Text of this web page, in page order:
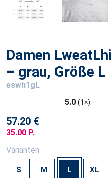
Damen
– grau, Größe L
eswh1gL
5.0 (1×)
57.20 €
35.00 P.
Varianten
S M L XL